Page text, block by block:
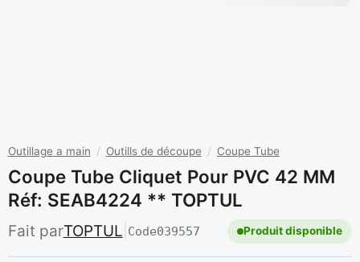
Outillage a main / Outills de découpe / Coupe Tube
Coupe Tube Cliquet Pour PVC 42 MM
Réf: SEAB4224 ** TOPTUL
Fait parTOPTUL Code039557 Produit disponible